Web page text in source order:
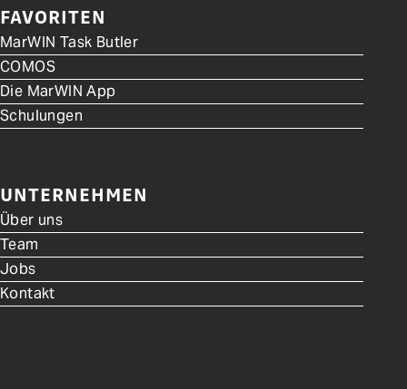
FAVORITEN
MarWIN Task Butler
COMOS
Die MarWIN App
Schulungen
UNTERNEHMEN
Über uns
Team
Jobs
Kontakt